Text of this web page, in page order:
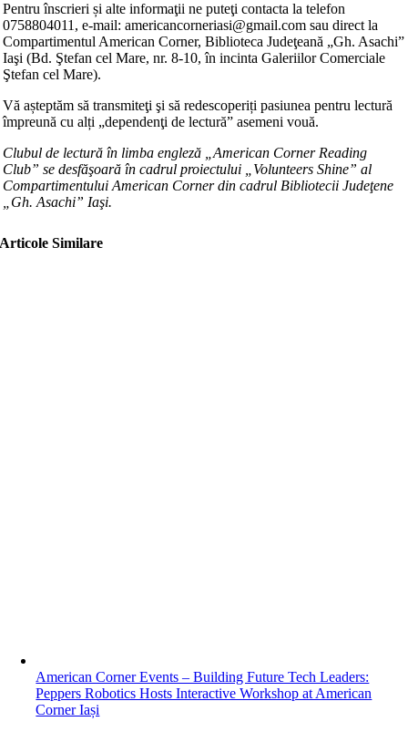
Pentru înscrieri și alte informaţii ne puteţi contacta la telefon
0758804011, e-mail: americancorneriasi@gmail.com sau direct la
Compartimentul American Corner, Biblioteca Judeţeană „Gh. Asachi”
Iaşi (Bd. Ştefan cel Mare, nr. 8-10, în incinta Galeriilor Comerciale
Ştefan cel Mare).
Vă așteptăm să transmiteţi şi să redescoperiți pasiunea pentru lectură
împreună cu alți „dependenţi de lectură” asemeni vouă.
Clubul de lectură în limba engleză „American Corner Reading
Club” se desfăşoară în cadrul proiectului „Volunteers Shine” al
Compartimentului American Corner din cadrul Bibliotecii Judeţene
„Gh. Asachi” Iaşi.
Articole Similare
American Corner Events – Building Future Tech Leaders:
Peppers Robotics Hosts Interactive Workshop at American
Corner Iași